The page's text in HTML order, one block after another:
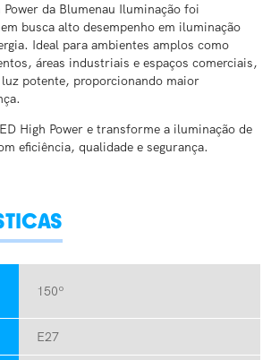
da Blumenau Iluminação foi
busca alto desempenho em iluminação
Ideal para ambientes amplos como
áreas industriais e espaços comerciais,
potente, proporcionando maior
High Power e transforme a iluminação de
eficiência, qualidade e segurança.
150º
E27